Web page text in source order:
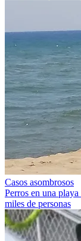
Casos asombrosos
Perros en una
miles de personas